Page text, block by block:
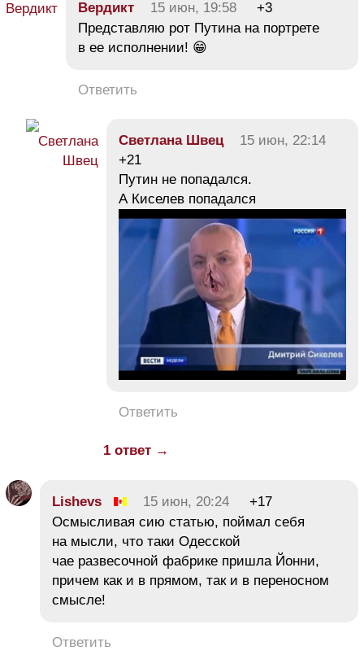
Вердикт 15 июн, 19:58
+3
Представляю рот Путина на портрете
в ее исполнении! 😁
Ответить
Светлана Швец
15 июн, 22:14
+21
Путин не попадался.
А Киселев попадался
Ответить
1 ответ →
Lishevs 15 июн, 20:24
+17
Осмысливая сию статью, поймал себя
на мысли, что таки Одесской
чае развесочной фабрике пришла Йонни,
причем как и в прямом, так и в переносном
смысле!
Ответить